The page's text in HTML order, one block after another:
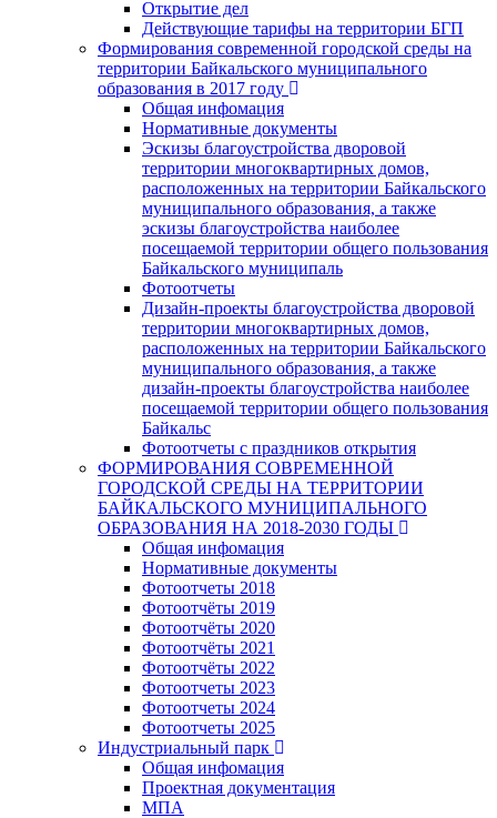
Открытие дел
Действующие тарифы на территории БГП
Формирования современной городской среды на
территории Байкальского муниципального
образования в 2017 году
Общая инфомация
Нормативные документы
Эскизы благоустройства дворовой
территории многоквартирных домов,
расположенных на территории Байкальского
муниципального образования, а также
эскизы благоустройства наиболее
посещаемой территории общего пользования
Байкальского муниципаль
Фотоотчеты
Дизайн-проекты благоустройства дворовой
территории многоквартирных домов,
расположенных на территории Байкальского
муниципального образования, а также
дизайн-проекты благоустройства наиболее
посещаемой территории общего пользования
Байкальс
Фотоотчеты с праздников открытия
ФОРМИРОВАНИЯ СОВРЕМЕННОЙ
ГОРОДСКОЙ СРЕДЫ НА ТЕРРИТОРИИ
БАЙКАЛЬСКОГО МУНИЦИПАЛЬНОГО
ОБРАЗОВАНИЯ НА 2018-2030 ГОДЫ
Общая инфомация
Нормативные документы
Фотоотчеты 2018
Фотоотчёты 2019
Фотоотчёты 2020
Фотоотчёты 2021
Фотоотчёты 2022
Фотоотчеты 2023
Фотоотчеты 2024
Фотоотчеты 2025
Индустриальный парк
Общая инфомация
Проектная документация
МПА